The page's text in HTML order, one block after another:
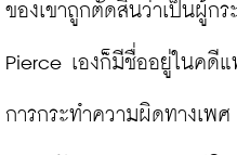
ของเขาถูกตัดสินว่าเป็นผู้ก
Pierce เองก็มีชื่ออยู่ในคดี
การกระทำความผิดทางเพ